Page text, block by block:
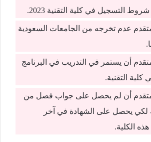
التسجيل في كلية التقنية 2023.
عدم تخرجه من الجامعات السعودية
أن يستمر في التدريب في البرنامج
كلية التقنية.
أن لم يحصل على جواب فصل من
لكي يحصل على الشهادة في آخر
الكلية.